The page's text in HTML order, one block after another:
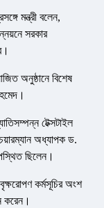
মন্ত্রী বলেন,
সরকার
অনুষ্ঠানে বিশেষ
টেক্সটাইল
অধ্যাপক ড.
ছিলেন।
কর্মসূচির অংশ
করেন।